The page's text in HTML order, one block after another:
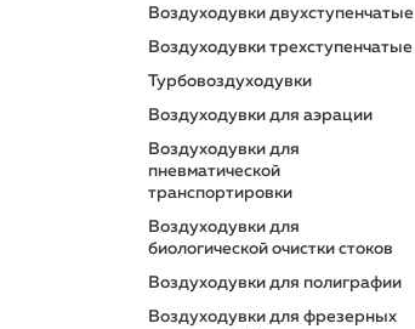
Воздуходувки двухступенчатые
Воздуходувки трехступенчатые
Турбовоздуходувки
Воздуходувки для аэрации
Воздуходувки для
пневматической
транспортировки
Воздуходувки для
биологической очистки стоков
Воздуходувки для полиграфии
Воздуходувки для фрезерных